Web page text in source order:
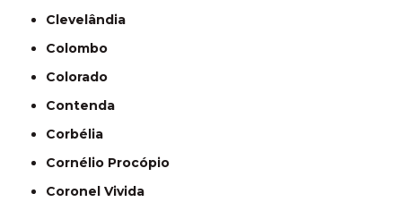
Clevelândia
Colombo
Colorado
Contenda
Corbélia
Cornélio Procópio
Coronel Vivida